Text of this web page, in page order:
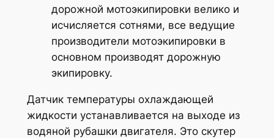
дорожной мотоэкипировки велико и
исчисляется сотнями, все ведущие
производители мотоэкипировки в
основном производят дорожную
экипировку.
Датчик температуры охлаждающей
жидкости устанавливается на выходе из
водяной рубашки двигателя. Это скутер